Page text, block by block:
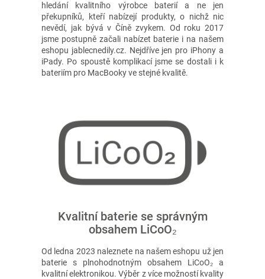
hledání kvalitního výrobce baterií a ne jen
překupníků, kteří nabízejí produkty, o nichž nic
nevědí, jak bývá v Číně zvykem. Od roku 2017
jsme postupně začali nabízet baterie i na našem
eshopu jablecnedily.cz. Nejdříve jen pro iPhony a
iPady. Po spoustě komplikací jsme se dostali i k
bateriím pro MacBooky ve stejné kvalitě.
Kvalitní baterie se správným
obsahem LiCoO₂
Od ledna 2023 naleznete na našem eshopu už jen
baterie s plnohodnotným obsahem LiCoO₂ a
kvalitní elektronikou. Výběr z více možností kvality